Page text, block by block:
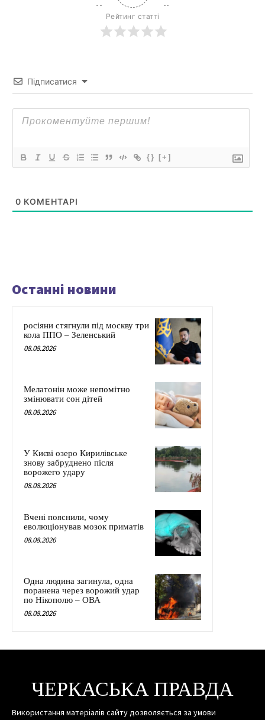
Рейтинг статті
Підписатися
{} [+]
0 КОМЕНТАРІ
Останні новини
росіяни стягнули під москву три
кола ППО – Зеленський
08.08.2026
Мелатонін може непомітно
змінювати сон дітей
08.08.2026
У Києві озеро Кирилівське
знову забруднено після
ворожего удару
08.08.2026
Вчені пояснили, чому
еволюціонував мозок приматів
08.08.2026
Одна людина загинула, одна
поранена через ворожий удар
по Нікополю – ОВА
08.08.2026
ЧЕРКАСЬКА ПРАВДА
Використання матеріалів сайту дозволяється за умови